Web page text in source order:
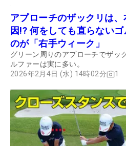
アプローチのザックリは
因!? 何をしても直らない
のが「右手ウィーク」
グリーン周りのアプローチでザッ
ルファーは実に多い。
2026年2月4日 (水) 14時02分
1